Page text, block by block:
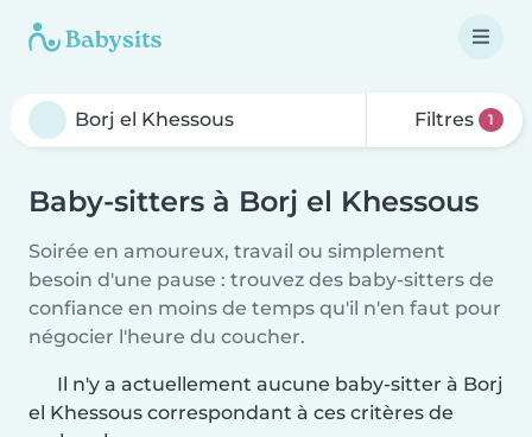
Filtres 1
Baby-sitters à Borj el Khessous
Soirée en amoureux, travail ou simplement
besoin d'une pause : trouvez des baby-sitters de
confiance en moins de temps qu'il n'en faut pour
négocier l'heure du coucher.
Il n'y a actuellement aucune baby-sitter à Borj
el Khessous correspondant à ces critères de